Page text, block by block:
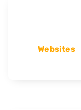
Websites